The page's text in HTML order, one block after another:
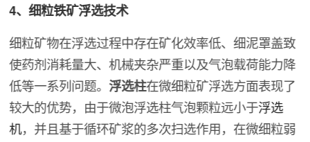
4、细粒铁矿浮选技术
细粒矿物在浮选过程中存在矿化效率低、细泥罩盖致
使药剂消耗量大、机械夹杂严重以及气泡载荷能力降
低等一系列问题。浮选柱在微细粒矿浮选方面表现了
较大的优势，由于微泡浮选柱气泡颗粒远小于浮选
机，并且基于循环矿浆的多次扫选作用，在微细粒弱